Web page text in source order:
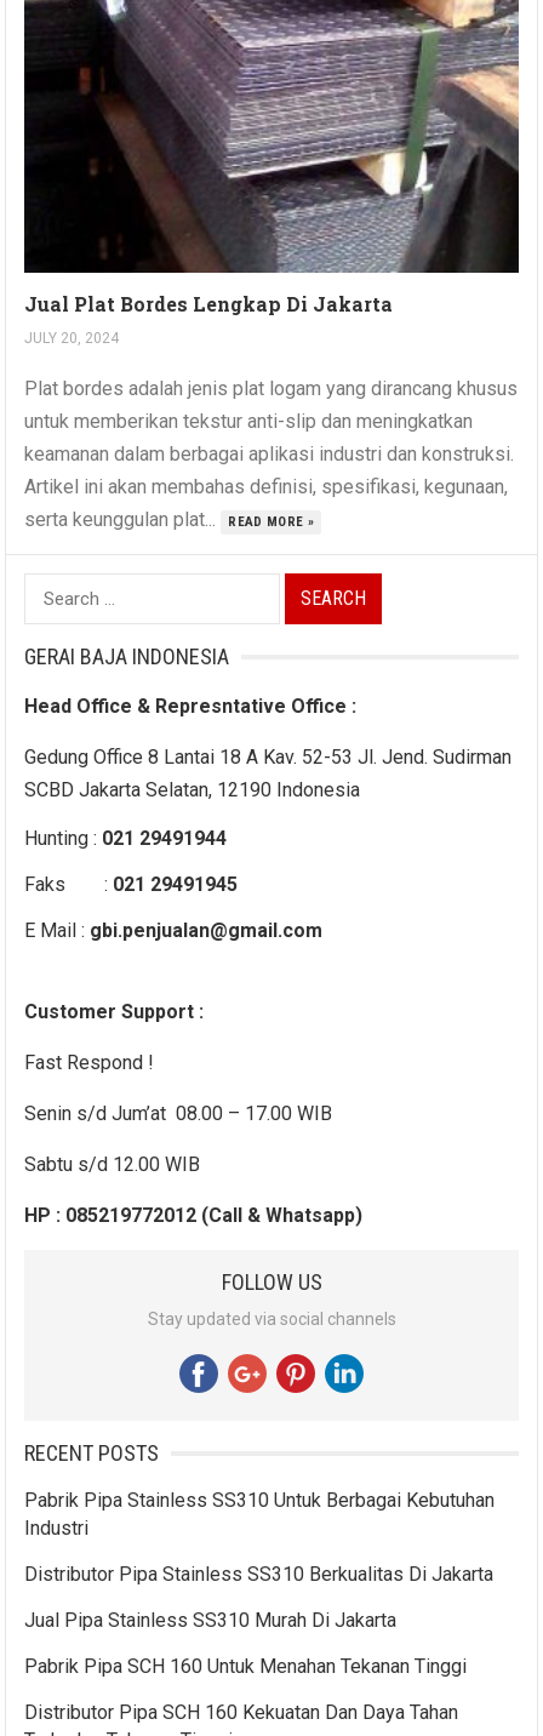
Jual Plat Bordes Lengkap Di Jakarta
JULY 20, 2024
Plat bordes adalah jenis plat logam yang dirancang khusus
untuk memberikan tekstur anti-slip dan meningkatkan
keamanan dalam berbagai aplikasi industri dan konstruksi.
Artikel ini akan membahas definisi, spesifikasi, kegunaan,
serta keunggulan plat...
READ MORE »
Search
for:
GERAI BAJA INDONESIA
Head Office & Represntative Office :
Gedung Office 8 Lantai 18 A Kav. 52-53 Jl. Jend. Sudirman
SCBD Jakarta Selatan, 12190 Indonesia
Hunting : 021 29491944
Faks : 021 29491945
E Mail : gbi.penjualan@gmail.com
Customer Support :
Fast Respond !
Senin s/d Jum’at 08.00 – 17.00 WIB
Sabtu s/d 12.00 WIB
HP : 085219772012 (Call & Whatsapp)
FOLLOW US
Stay updated via social channels
RECENT POSTS
Pabrik Pipa Stainless SS310 Untuk Berbagai Kebutuhan
Industri
Distributor Pipa Stainless SS310 Berkualitas Di Jakarta
Jual Pipa Stainless SS310 Murah Di Jakarta
Pabrik Pipa SCH 160 Untuk Menahan Tekanan Tinggi
Distributor Pipa SCH 160 Kekuatan Dan Daya Tahan